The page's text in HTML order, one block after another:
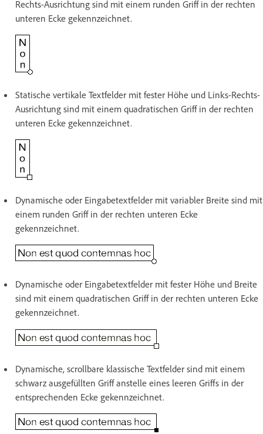
Rechts-Ausrichtung sind mit einem runden Griff in der rechten
unteren Ecke gekennzeichnet.
Statische vertikale Textfelder mit fester Höhe und Links-Rechts-
Ausrichtung sind mit einem quadratischen Griff in der rechten
unteren Ecke gekennzeichnet.
Dynamische oder Eingabetextfelder mit variabler Breite sind mit
einem runden Griff in der rechten unteren Ecke
gekennzeichnet.
Dynamische oder Eingabetextfelder mit fester Höhe und Breite
sind mit einem quadratischen Griff in der rechten unteren Ecke
gekennzeichnet.
Dynamische, scrollbare klassische Textfelder sind mit einem
schwarz ausgefüllten Griff anstelle eines leeren Griffs in der
entsprechenden Ecke gekennzeichnet.